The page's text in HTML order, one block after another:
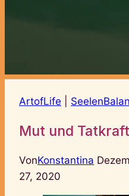
ArtofLife
Mut und Tatkraft
VonKonstantina
27, 2020